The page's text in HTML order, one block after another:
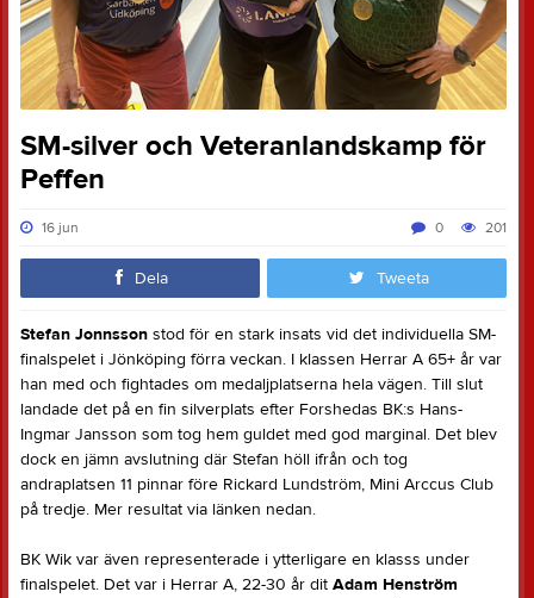
SM-silver och Veteranlandskamp för
Peffen
16 jun 201
0
Dela Tweeta
Stefan Jonnsson stod för en stark insats vid det individuella SM-
finalspelet i Jönköping förra veckan. I klassen Herrar A 65+ år var
han med och fightades om medaljplatserna hela vägen. Till slut
landade det på en fin silverplats efter Forshedas BK:s Hans-
Ingmar Jansson som tog hem guldet med god marginal. Det blev
dock en jämn avslutning där Stefan höll ifrån och tog
andraplatsen 11 pinnar före Rickard Lundström, Mini Arccus Club
på tredje. Mer resultat via länken nedan.
BK Wik var även representerade i ytterligare en klasss under
finalspelet. Det var i Herrar A, 22-30 år dit Adam Henström